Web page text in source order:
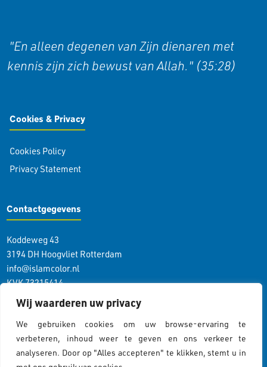
Wij waarderen uw privacy
We gebruiken cookies om uw browse-ervaring te
verbeteren, inhoud weer te geven en ons verkeer te
analyseren. Door op "Alles accepteren" te klikken, stemt u in
"En alleen degenen van Zijn dienaren met
kennis zijn zich bewust van Allah." (35:28)
Cookies & Privacy
Cookies Policy
Privacy Statement
Contactgegevens
Koddeweg 43
3194 DH Hoogvliet Rotterdam
info@islamcolor.nl
KVK 73215414
RSIN 859403865
Volg ons